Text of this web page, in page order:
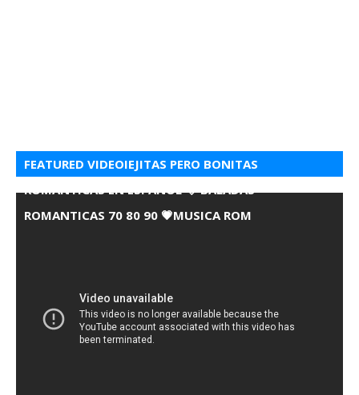
FEATURED VIDEOIEJITAS PERO BONITAS
ROMANTICAS EN ESPANOL 💘 BALADAS
ROMANTICAS 70 80 90 💗MUSICA ROM